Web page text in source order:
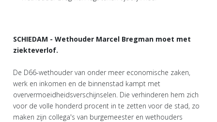
SCHIEDAM - Wethouder Marcel Bregman moet met
ziekteverlof.
De D66-wethouder van onder meer economische zaken,
werk en inkomen en de binnenstad kampt met
oververmoeidheidsverschijnselen. Die verhinderen hem zich
voor de volle honderd procent in te zetten voor de stad, zo
maken zijn collega's van burgemeester en wethouders